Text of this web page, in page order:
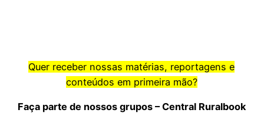
Quer receber nossas matérias, reportagens e
conteúdos em primeira mão?
Faça parte de nossos grupos – Central Ruralbook